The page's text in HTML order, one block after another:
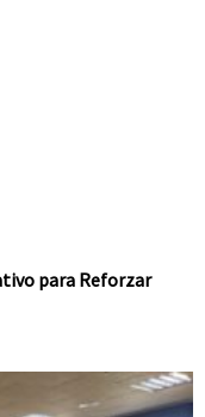
para Reforzar